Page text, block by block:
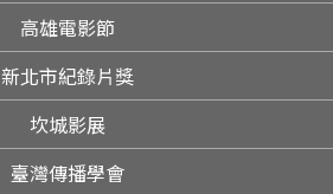
高雄電影節
新北市紀錄片獎
坎城影展
臺灣傳播學會